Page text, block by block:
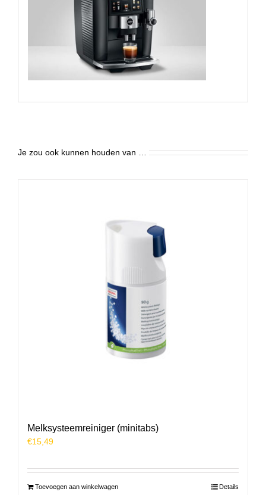
Je zou ook kunnen houden van …
Melksysteemreiniger (minitabs)
€15,49
Toevoegen aan winkelwagen Details